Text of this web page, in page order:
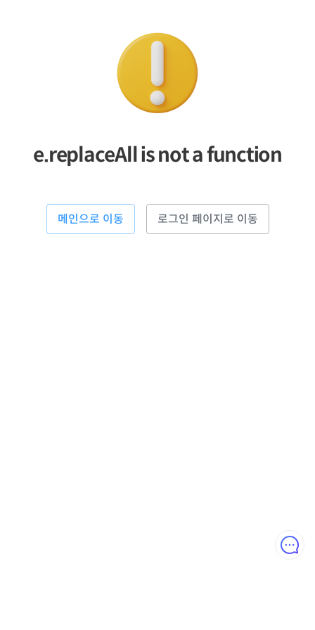
e.replaceAll is not a function
메인으로 이동 로그인 페이지로 이동